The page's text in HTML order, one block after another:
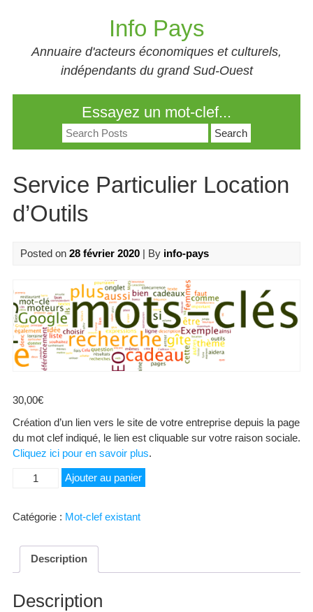
Info Pays
Annuaire d'acteurs économiques et culturels,
indépendants du grand Sud-Ouest
Essayez un mot-clef...
Search
for:
Service Particulier Location
d’Outils
Posted on 28 février 2020| By info-pays
30,00€
Création d’un lien vers le site de votre entreprise depuis la page
du mot clef indiqué, le lien est cliquable sur votre raison sociale.
Cliquez ici pour en savoir plus.
quantité
Particulier
Ajouter au panier
Catégorie : Mot-clef existant
Description
Description